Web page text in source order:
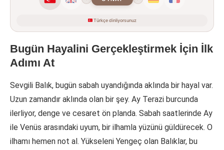
Türkçe dinliyorsunuz
Bugün Hayalini Gerçekleştirmek İçin İlk
Adımı At
Sevgili Balık, bugün sabah uyandığında aklında bir hayal var.
Uzun zamandır aklında olan bir şey. Ay Terazi burcunda
ilerliyor, denge ve cesaret ön planda. Sabah saatlerinde Ay
ile Venüs arasındaki uyum, bir ilhamla yüzünü güldürecek. O
ilhamı hemen not al. Yükseleni Yengeç olan Balıklar, bu